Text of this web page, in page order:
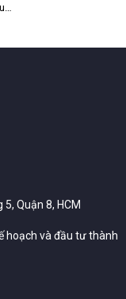
Quận 8, HCM
hoạch và đầu tư thành